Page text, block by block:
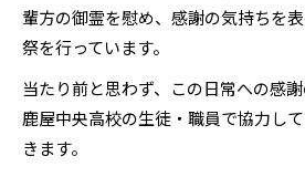
輩方の御霊を慰め、感謝の気持ちを
祭を行っています。
当たり前と思わず、この日常への感謝
鹿屋中央高校の生徒・職員で協力し
きます。